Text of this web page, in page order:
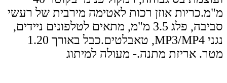
מ"מ.כריות אוזן רכות לאטימה מירבית של רעשי
סביבה, פלג 3.5 מ"מ, מתאים לטלפונים ניידים,
נגני MP3/MP4, טאבלטים.כבל באורך 1.20
מטר. אריזת מתנה.- מעולה למיתוג